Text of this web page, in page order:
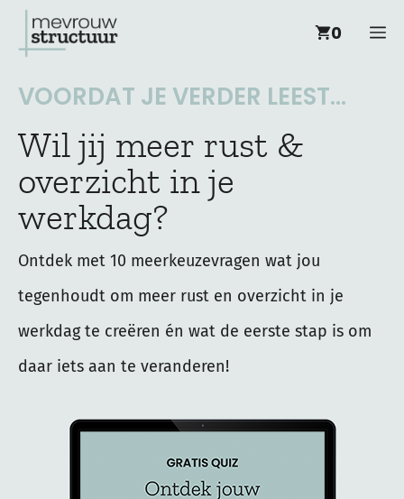
naar
0
VOORDAT JE VERDER LEEST...
Wil jij meer rust &
overzicht in je
werkdag?
Ontdek met 10 meerkeuzevragen wat jou
tegenhoudt om meer rust en overzicht in je
werkdag te creëren én wat de eerste stap is om
daar iets aan te veranderen!